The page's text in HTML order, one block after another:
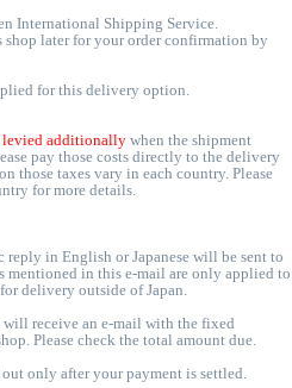
International Shipping Service.
later for your order confirmation by
for this delivery option.
levied additionally when the shipment
pay those costs directly to the delivery
those taxes vary in each country. Please
for more details.
reply in English or Japanese will be sent to
mentioned in this e-mail are only applied to
delivery outside of Japan.
receive an e-mail with the fixed
Please check the total amount due.
only after your payment is settled.